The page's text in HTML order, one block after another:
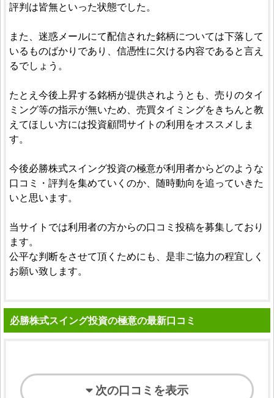
評判は皆無といった状態でした。
また、迷惑メールにて配信された銘柄については下落して
いるものばかりであり、信憑性に欠ける内容であると言え
るでしょう。
たとえ今後上昇する銘柄が提供されようとも、売りのタイ
ミング等の指示が無いため、売買タイミングをきちんと教
えてほしい方には投資顧問サイトの利用をオススメしま
す。
今後必勝株式スイング投資の極意が利用者からどのような
口コミ・評判を集めていくのか、随時動向を追っていきた
いと思います。
当サイトでは利用者の方からの口コミ投稿を募集しており
ます。
公平な判断をさせて頂くためにも、是非ご協力の程宜しく
お願い致します。
必勝株式スイング投資の極意の最新口コミ
次の口コミを表示